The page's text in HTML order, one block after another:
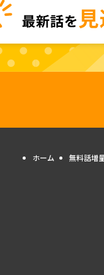
ホーム 無料話増